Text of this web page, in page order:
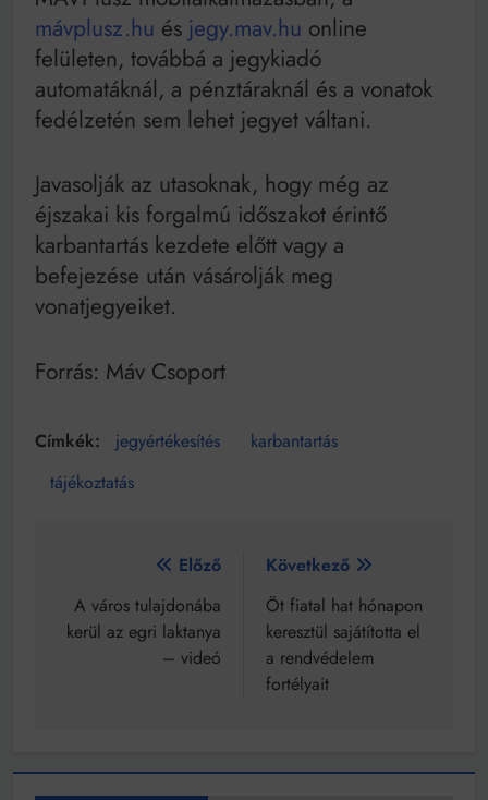
Bitumenes lapostetők: a bevált technológia akkor
működik, ha jól van felújítva
mávplusz.hu és jegy.mav.hu online
felületen, továbbá a jegykiadó
automatáknál, a pénztáraknál és a vonatok
fedélzetén sem lehet jegyet váltani.
Javasolják az utasoknak, hogy még az
éjszakai kis forgalmú időszakot érintő
karbantartás kezdete előtt vagy a
befejezése után vásárolják meg
vonatjegyeiket.
Forrás: Máv Csoport
jegyértékesítés
karbantartás
tájékoztatás
Bejegyzés
navigáció
Előző
A város tulajdonába
kerül az egri laktanya
– videó
Következő
Öt fiatal hat hónapon
keresztül sajátította el
a rendvédelem
fortélyait